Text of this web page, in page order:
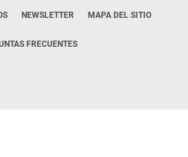
NEWSLETTER MAPA DEL SITIO
FRECUENTES